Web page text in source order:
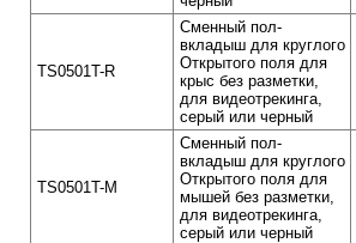
TS0501T-R
Сменный пол-
вкладыш для круглого
Открытого поля для
крыс без разметки,
для видеотрекинга,
серый или черный
TS0501T-M
Сменный пол-
вкладыш для круглого
Открытого поля для
мышей без разметки,
для видеотрекинга,
серый или черный